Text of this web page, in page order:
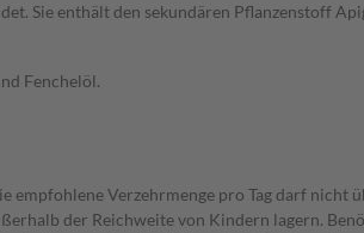
Sie enthält den sekundären Pflanzenstoff
Fenchelöl.
Verzehrmenge pro Tag darf
der Reichweite von Kindern lagern.